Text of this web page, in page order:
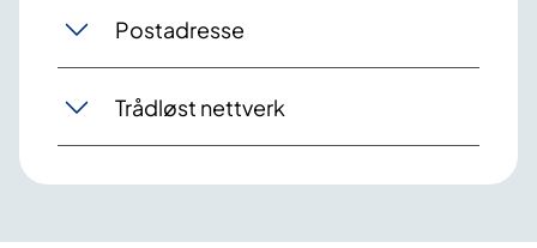
Postadresse
Trådløst nettverk